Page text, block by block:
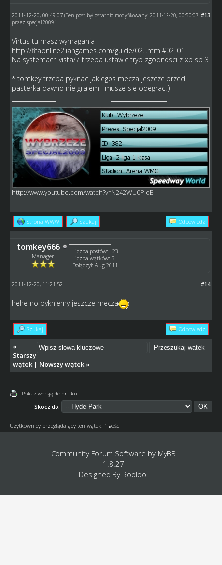
#13
2011-12-20, 00:49:07 (Ten post był ostatnio modyfikowany: 2011-12-20, 00:50:07
przez specjal2009 .)
Virtus tu masz wymagania
http://fifaonline2.iahgames.com/guide/02...html#02_01
Na systemach vista/7 trzeba ustawic tryb zgodnosci z xp sp 3
* tomkey trzeba pyknac jakiegos mecza jeszcze przed
pasterka dawno nie gralem i musze sie odegrac: )
http://www.youtube.com/watch?v=N242WU0PioE
Strona WWW Szukaj Odpowiedz
tomkey666
Manager
Liczba postów: 123
Liczba wątków: 5
Dołączył: Aug 2011
#14
2011-12-20, 11:21:52
hehe no pykniemy jeszcze mecza
Szukaj Odpowiedz
«
Starszy
wątek| Nowszy wątek»
Pokaż wersję do druku
Skocz do:
Użytkownicy przeglądający ten wątek: 1 gości
Community Forum Software by MyBB
1.8.27
Designed By Rooloo